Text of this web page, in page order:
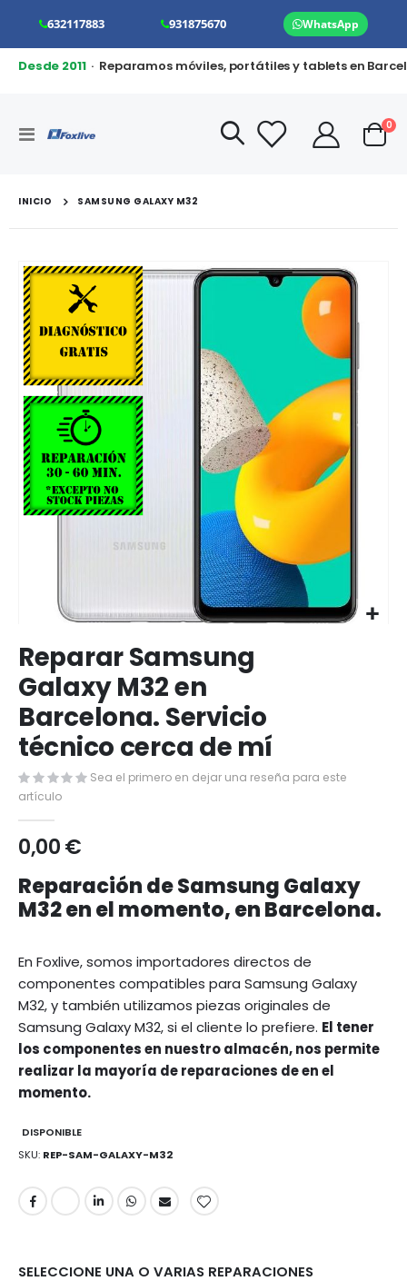
632117883 931875670 WhatsApp
Desde 2011· Reparamos móviles, portátiles y tablets en
Toggle
Cart
0
INICIO SAMSUNG GALAXY M32
Saltar
al
final
de
la
galería
de
imágenes
al
comienzo
de
la
galería
de
Reparar Samsung
Galaxy M32 en
Barcelona. Servicio
técnico cerca de mí
Sea el primero en dejar una reseña para este
artículo
0,00 €
Reparación de Samsung Galaxy
M32 en el momento, en Barcelona.
En Foxlive, somos importadores directos de
componentes compatibles para Samsung Galaxy
M32, y también utilizamos piezas originales de
Samsung Galaxy M32, si el cliente lo prefiere. El tener
los componentes en nuestro almacén, nos permite
realizar la mayoría de reparaciones de en el
momento.
DISPONIBLE
SKU REP-SAM-GALAXY-M32
SELECCIONE UNA O VARIAS REPARACIONES